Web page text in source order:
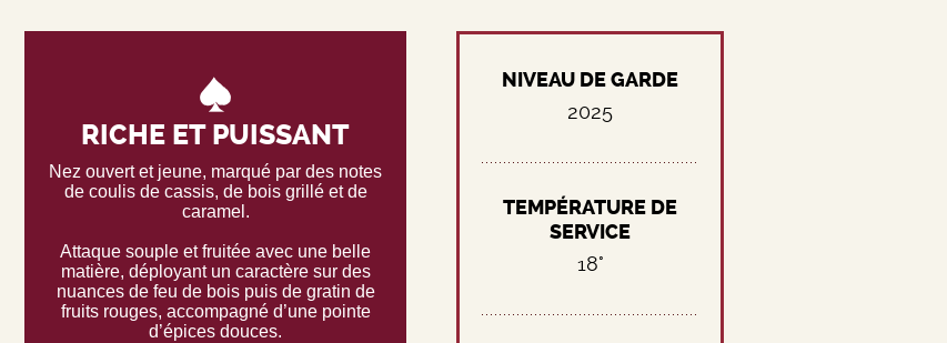
RICHE ET PUISSANT
Nez ouvert et jeune, marqué par des notes
de coulis de cassis, de bois grillé et de
caramel.
Attaque souple et fruitée avec une belle
matière, déployant un caractère sur des
nuances de feu de bois puis de gratin de
fruits rouges, accompagné d’une pointe
d’épices douces.
NIVEAU DE GARDE
2025
TEMPÉRATURE DE
SERVICE
18°